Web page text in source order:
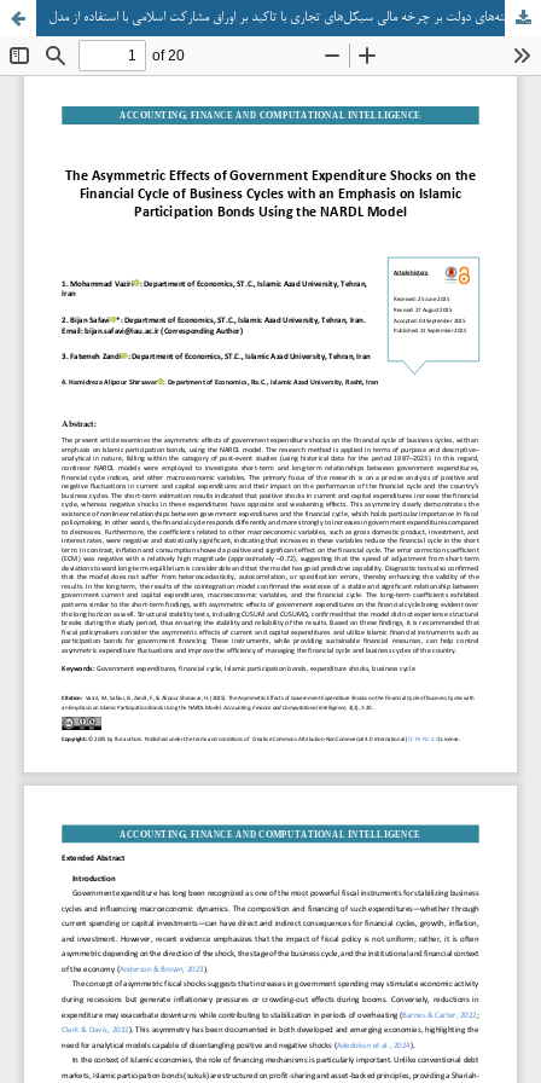
اثرات نامتقارن شوک هزینه‌های دولت بر چرخه مالی سیکل‌های تجاری با تاکید بر اوراق مشارکت اسلامی با استفاده از مدل NARDL